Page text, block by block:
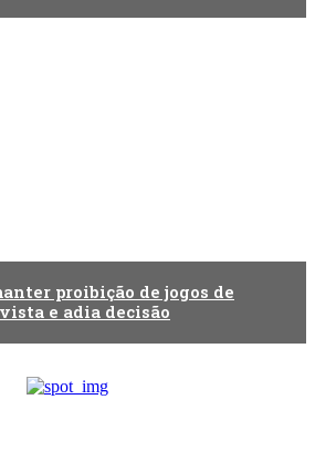
proibição de jogos de
e adia decisão